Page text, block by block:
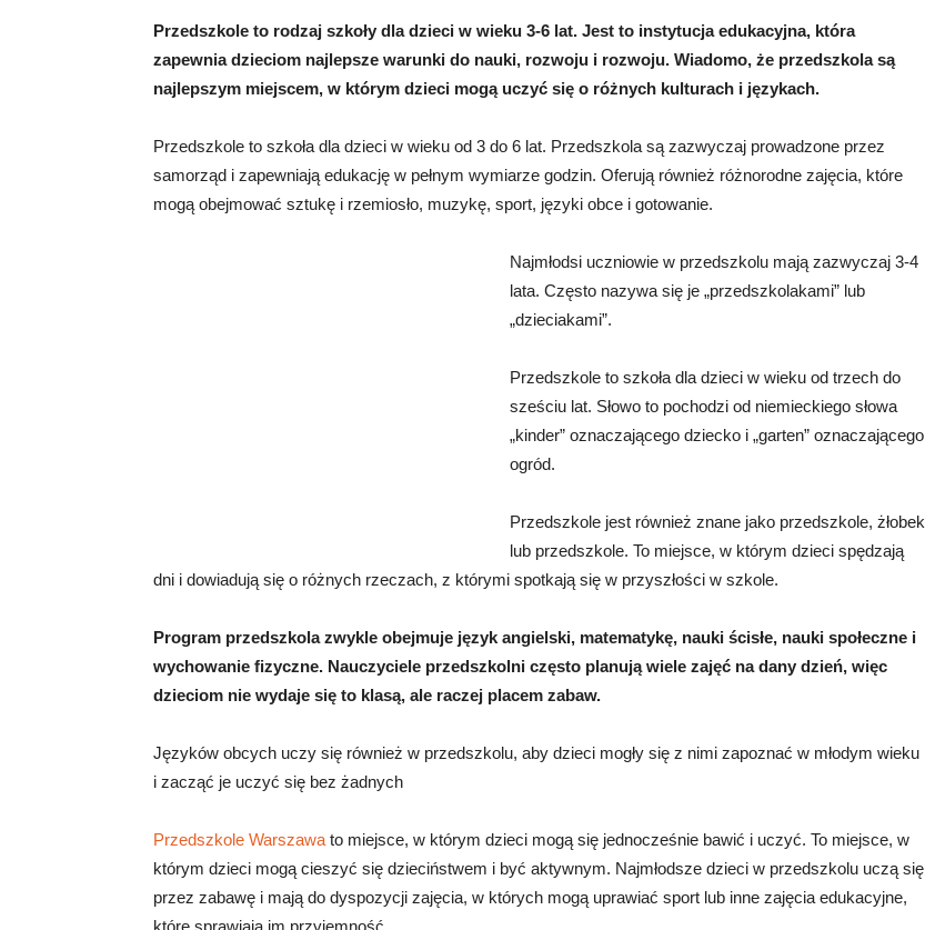
Przedszkole to rodzaj szkoły dla dzieci w wieku 3-6 lat. Jest to instytucja edukacyjna, która
zapewnia dzieciom najlepsze warunki do nauki, rozwoju i rozwoju. Wiadomo, że przedszkola są
najlepszym miejscem, w którym dzieci mogą uczyć się o różnych kulturach i językach.
Przedszkole to szkoła dla dzieci w wieku od 3 do 6 lat. Przedszkola są zazwyczaj prowadzone przez
samorząd i zapewniają edukację w pełnym wymiarze godzin. Oferują również różnorodne zajęcia, które
mogą obejmować sztukę i rzemiosło, muzykę, sport, języki obce i gotowanie.
Najmłodsi uczniowie w przedszkolu mają zazwyczaj 3-4
lata. Często nazywa się je „przedszkolakami” lub
„dzieciakami”.
Przedszkole to szkoła dla dzieci w wieku od trzech do
sześciu lat. Słowo to pochodzi od niemieckiego słowa
„kinder” oznaczającego dziecko i „garten” oznaczającego
ogród.
Przedszkole jest również znane jako przedszkole, żłobek
lub przedszkole. To miejsce, w którym dzieci spędzają
dni i dowiadują się o różnych rzeczach, z którymi spotkają się w przyszłości w szkole.
Program przedszkola zwykle obejmuje język angielski, matematykę, nauki ścisłe, nauki społeczne i
wychowanie fizyczne. Nauczyciele przedszkolni często planują wiele zajęć na dany dzień, więc
dzieciom nie wydaje się to klasą, ale raczej placem zabaw.
Języków obcych uczy się również w przedszkolu, aby dzieci mogły się z nimi zapoznać w młodym wieku
i zacząć je uczyć się bez żadnych
Przedszkole Warszawa to miejsce, w którym dzieci mogą się jednocześnie bawić i uczyć. To miejsce, w
którym dzieci mogą cieszyć się dzieciństwem i być aktywnym. Najmłodsze dzieci w przedszkolu uczą się
przez zabawę i mają do dyspozycji zajęcia, w których mogą uprawiać sport lub inne zajęcia edukacyjne,
które sprawiają im przyjemność.